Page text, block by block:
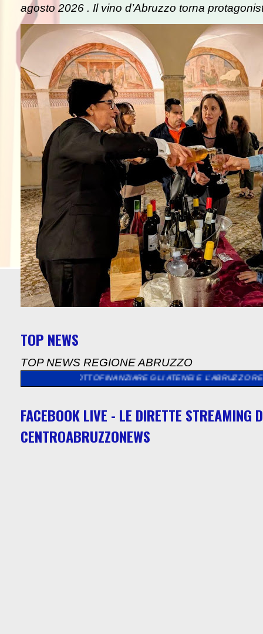
agosto 2026 . Il vino d’Abruzzo torna
TOP NEWS
TOP NEWS REGIONE ABRUZZO
GLI ATENEI E L’ABRUZZO RESTA FERMO”
FACEBOOK LIVE - LE DIRETTE STREAMING
CENTROABRUZZONEWS